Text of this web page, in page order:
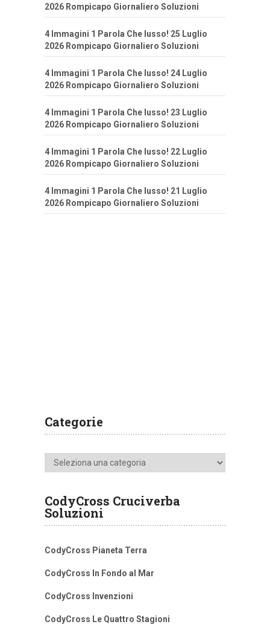
2026 Rompicapo Giornaliero Soluzioni
4 Immagini 1 Parola Che lusso! 25 Luglio
2026 Rompicapo Giornaliero Soluzioni
4 Immagini 1 Parola Che lusso! 24 Luglio
2026 Rompicapo Giornaliero Soluzioni
4 Immagini 1 Parola Che lusso! 23 Luglio
2026 Rompicapo Giornaliero Soluzioni
4 Immagini 1 Parola Che lusso! 22 Luglio
2026 Rompicapo Giornaliero Soluzioni
4 Immagini 1 Parola Che lusso! 21 Luglio
2026 Rompicapo Giornaliero Soluzioni
Categorie
Categorie
CodyCross Cruciverba
Soluzioni
CodyCross Pianeta Terra
CodyCross In Fondo al Mar
CodyCross Invenzioni
CodyCross Le Quattro Stagioni